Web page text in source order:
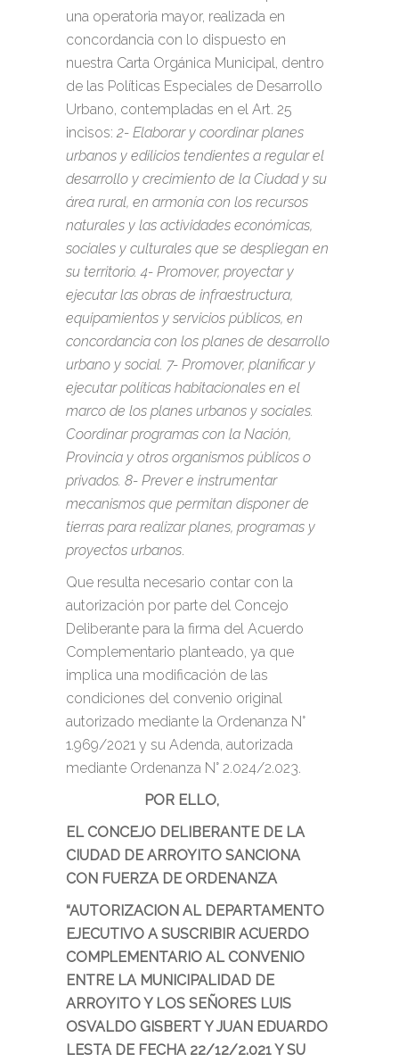
una operatoria mayor, realizada en
concordancia con lo dispuesto en
nuestra Carta Orgánica Municipal, dentro
de las Políticas Especiales de Desarrollo
Urbano, contempladas en el Art. 25
incisos: 2- Elaborar y coordinar planes
urbanos y edilicios tendientes a regular el
desarrollo y crecimiento de la Ciudad y su
área rural, en armonía con los recursos
naturales y las actividades económicas,
sociales y culturales que se despliegan en
su territorio. 4- Promover, proyectar y
ejecutar las obras de infraestructura,
equipamientos y servicios públicos, en
concordancia con los planes de desarrollo
urbano y social. 7- Promover, planificar y
ejecutar políticas habitacionales en el
marco de los planes urbanos y sociales.
Coordinar programas con la Nación,
Provincia y otros organismos públicos o
privados. 8- Prever e instrumentar
mecanismos que permitan disponer de
tierras para realizar planes, programas y
proyectos urbanos.
Que resulta necesario contar con la
autorización por parte del Concejo
Deliberante para la firma del Acuerdo
Complementario planteado, ya que
implica una modificación de las
condiciones del convenio original
autorizado mediante la Ordenanza N°
1.969/2021 y su Adenda, autorizada
mediante Ordenanza N° 2.024/2.023.
POR ELLO,
EL CONCEJO DELIBERANTE DE LA
CIUDAD DE ARROYITO SANCIONA
CON FUERZA DE ORDENANZA
“AUTORIZACION AL DEPARTAMENTO
EJECUTIVO A SUSCRIBIR ACUERDO
COMPLEMENTARIO AL CONVENIO
ENTRE LA MUNICIPALIDAD DE
ARROYITO Y LOS SEÑORES LUIS
OSVALDO GISBERT Y JUAN EDUARDO
LESTA DE FECHA 22/12/2.021 Y SU